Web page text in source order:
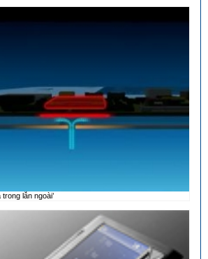
lẫn ngoài’